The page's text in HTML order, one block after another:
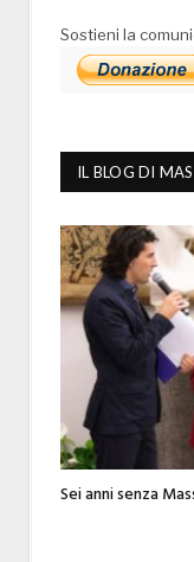
Sostieni la
IL BLOG DI
Sei anni senza